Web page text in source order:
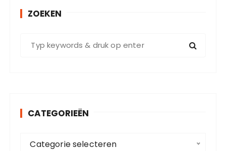
ZOEKEN
CATEGORIEËN
Categorie selecteren